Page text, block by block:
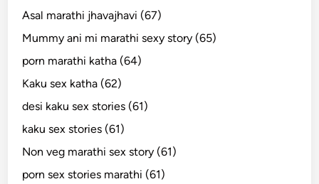
Asal marathi jhavajhavi (67)
Mummy ani mi marathi sexy story (65)
porn marathi katha (64)
Kaku sex katha (62)
desi kaku sex stories (61)
kaku sex stories (61)
Non veg marathi sex story (61)
porn sex stories marathi (61)